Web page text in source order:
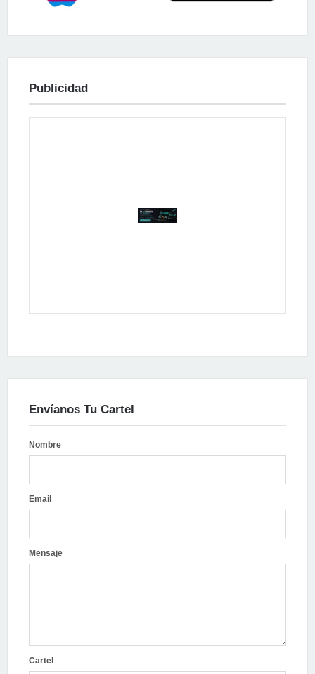
Publicidad
Publicidad
Envíanos Tu Cartel
Nombre
Email
Mensaje
Cartel